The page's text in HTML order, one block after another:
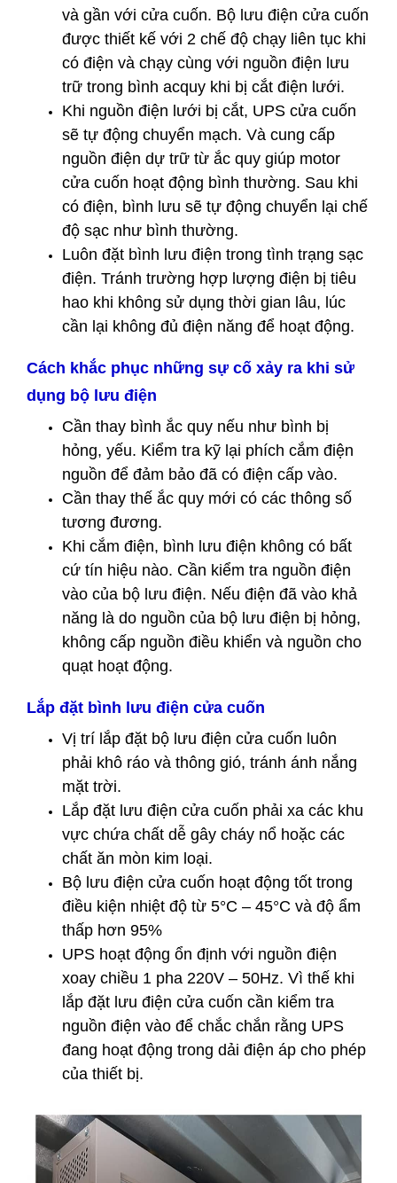
và gần với cửa cuốn. Bộ lưu điện cửa cuốn
được thiết kế với 2 chế độ chạy liên tục khi
có điện và chạy cùng với nguồn điện lưu
trữ trong bình acquy khi bị cắt điện lưới.
Khi nguồn điện lưới bị cắt, UPS cửa cuốn
sẽ tự động chuyển mạch. Và cung cấp
nguồn điện dự trữ từ ắc quy giúp motor
cửa cuốn hoạt động bình thường. Sau khi
có điện, bình lưu sẽ tự động chuyển lại chế
độ sạc như bình thường.
Luôn đặt bình lưu điện trong tình trạng sạc
điện. Tránh trường hợp lượng điện bị tiêu
hao khi không sử dụng thời gian lâu, lúc
cần lại không đủ điện năng để hoạt động.
Cách khắc phục những sự cố xảy ra khi sử
dụng bộ lưu điện
Cần thay bình ắc quy nếu như bình bị
hỏng, yếu. Kiểm tra kỹ lại phích cắm điện
nguồn để đảm bảo đã có điện cấp vào.
Cần thay thế ắc quy mới có các thông số
tương đương.
Khi cắm điện, bình lưu điện không có bất
cứ tín hiệu nào. Cần kiểm tra nguồn điện
vào của bộ lưu điện. Nếu điện đã vào khả
năng là do nguồn của bộ lưu điện bị hỏng,
không cấp nguồn điều khiển và nguồn cho
quạt hoạt động.
Lắp đặt bình lưu điện cửa cuốn
Vị trí lắp đặt bộ lưu điện cửa cuốn luôn
phải khô ráo và thông gió, tránh ánh nắng
mặt trời.
Lắp đặt lưu điện cửa cuốn phải xa các khu
vực chứa chất dễ gây cháy nổ hoặc các
chất ăn mòn kim loại.
Bộ lưu điện cửa cuốn hoạt động tốt trong
điều kiện nhiệt độ từ 5°C – 45°C và độ ẩm
thấp hơn 95%
UPS hoạt động ổn định với nguồn điện
xoay chiều 1 pha 220V – 50Hz. Vì thế khi
lắp đặt lưu điện cửa cuốn cần kiểm tra
nguồn điện vào để chắc chắn rằng UPS
đang hoạt động trong dải điện áp cho phép
của thiết bị.